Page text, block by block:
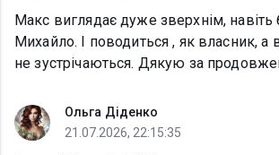
Макс виглядає дуже зверхнім, навіть
Михайло. І поводиться , як власник, а
не зустрічаються. Дякую за
Ольга Діденко
21.07.2026, 22:15:35